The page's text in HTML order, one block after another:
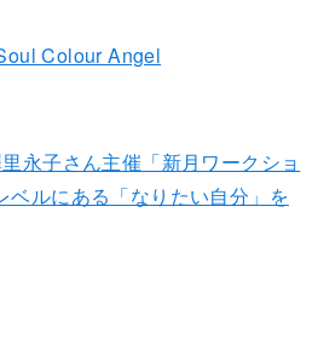
Colour Angel
永子さん主催「新月ワークショ
ベルにある「なりたい自分」を